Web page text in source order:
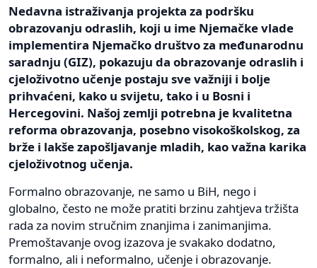
Nedavna istraživanja projekta za podršku
obrazovanju odraslih, koji u ime Njemačke vlade
implementira Njemačko društvo za međunarodnu
saradnju (GIZ), pokazuju da obrazovanje odraslih i
cjeloživotno učenje postaju sve važniji i bolje
prihvaćeni, kako u svijetu, tako i u Bosni i
Hercegovini. Našoj zemlji potrebna je kvalitetna
reforma obrazovanja, posebno visokoškolskog, za
brže i lakše zapošljavanje mladih, kao važna karika
cjeloživotnog učenja.
Formalno obrazovanje, ne samo u BiH, nego i
globalno, često ne može pratiti brzinu zahtjeva tržišta
rada za novim stručnim znanjima i zanimanjima.
Premoštavanje ovog izazova je svakako dodatno,
formalno, ali i neformalno, učenje i obrazovanje.